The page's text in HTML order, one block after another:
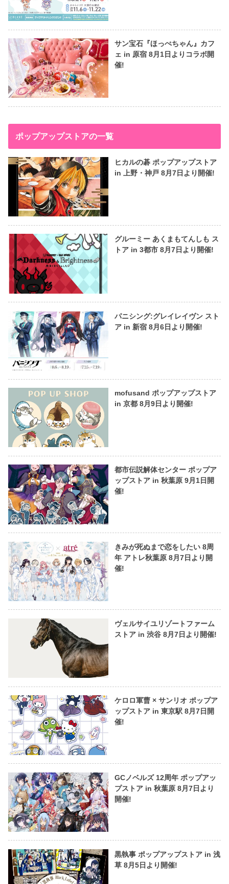
サン宝石『ほっぺちゃん』カフ
ェ in 原宿 8月1日よりコラボ開
催!
ポップアップストアの一覧
ヒカルの碁 ポップアップストア
in 上野・神戸 8月7日より開催!
グルーミー あくまもてんしも ス
トア in 3都市 8月7日より開催!
パニシング:グレイレイヴン スト
ア in 新宿 8月6日より開催!
mofusand ポップアップストア
in 京都 8月9日より開催!
都市伝説解体センター ポップア
ップストア in 秋葉原 9月1日開
催!
きみが死ぬまで恋をしたい 8周
年 アトレ秋葉原 8月7日より開
催!
ヴェルサイユリゾートファーム
ストア in 渋谷 8月7日より開催!
ケロロ軍曹 × サンリオ ポップア
ップストア in 東京駅 8月7日開
催!
GCノベルズ 12周年 ポップアッ
プストア in 秋葉原 8月7日より
開催!
黒執事 ポップアップストア in 浅
草 8月5日より開催!